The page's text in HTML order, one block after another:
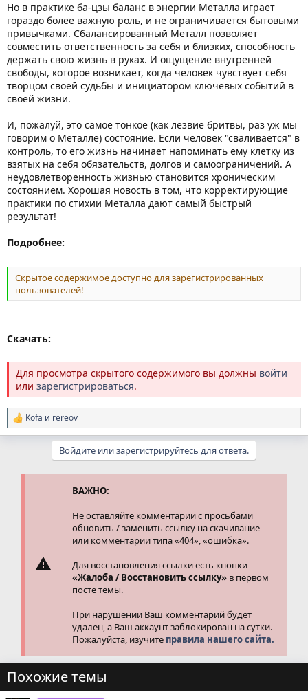
Но в практике ба-цзы баланс в энергии Металла играет
гораздо более важную роль, и не ограничивается бытовыми
привычками. Сбалансированный Металл позволяет
совместить ответственность за себя и близких, способность
держать свою жизнь в руках. И ощущение внутренней
свободы, которое возникает, когда человек чувствует себя
творцом своей судьбы и инициатором ключевых событий в
своей жизни.
И, пожалуй, это самое тонкое (как лезвие бритвы, раз уж мы
говорим о Металле) состояние. Если человек "сваливается" в
контроль, то его жизнь начинает напоминать ему клетку из
взятых на себя обязательств, долгов и самоограничений. А
неудовлетворенность жизнью становится хроническим
состоянием. Хорошая новость в том, что корректирующие
практики по стихии Металла дают самый быстрый
результат!
Подробнее:
Скрытое содержимое доступно для зарегистрированных
пользователей!
Скачать:
Для просмотра скрытого содержимого вы должны войти
или зарегистрироваться.
Р
е
Kofa и rereov
Войдите или зарегистрируйтесь для ответа.
ВАЖНО:
Не оставляйте комментарии с просьбами
обновить / заменить ссылку на скачивание
или комментарии типа «404», «ошибка».
Для восстановления ссылки есть кнопки
«Жалоба / Восстановить ссылку» в первом
посте темы.
При нарушении Ваш комментарий будет
удален, а Ваш аккаунт заблокирован на сутки.
Пожалуйста, изучите правила нашего сайта.
Похожие темы